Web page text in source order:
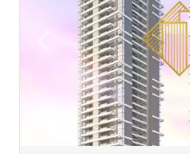
Previous